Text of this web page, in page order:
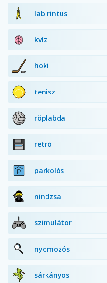
labirintus
kvíz
hoki
tenisz
röplabda
retró
parkolós
nindzsa
szimulátor
nyomozós
sárkányos